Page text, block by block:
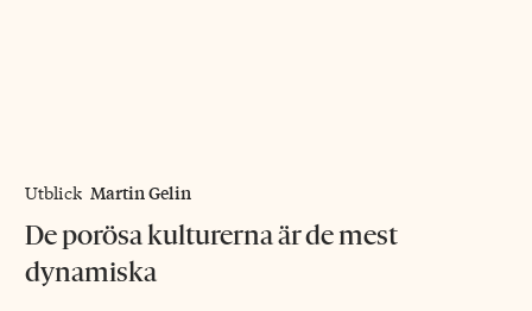
Utblick Martin Gelin
De porösa kulturerna är de mest
dynamiska